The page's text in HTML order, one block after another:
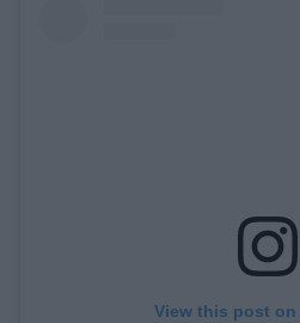
View this post on